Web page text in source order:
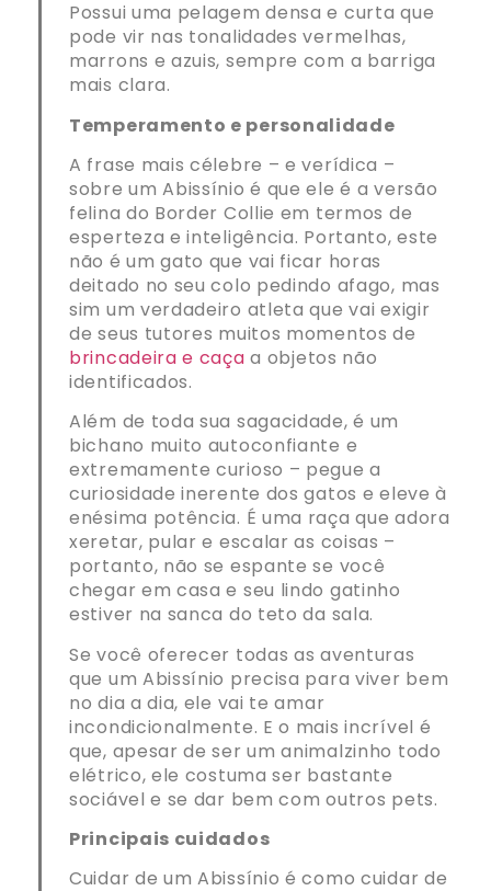
Possui uma pelagem densa e curta que
pode vir nas tonalidades vermelhas,
marrons e azuis, sempre com a barriga
mais clara.
Temperamento e personalidade
A frase mais célebre – e verídica –
sobre um Abissínio é que ele é a versão
felina do Border Collie em termos de
esperteza e inteligência. Portanto, este
não é um gato que vai ficar horas
deitado no seu colo pedindo afago, mas
sim um verdadeiro atleta que vai exigir
de seus tutores muitos momentos de
brincadeira e caça a objetos não
identificados.
Além de toda sua sagacidade, é um
bichano muito autoconfiante e
extremamente curioso – pegue a
curiosidade inerente dos gatos e eleve à
enésima potência. É uma raça que adora
xeretar, pular e escalar as coisas –
portanto, não se espante se você
chegar em casa e seu lindo gatinho
estiver na sanca do teto da sala.
Se você oferecer todas as aventuras
que um Abissínio precisa para viver bem
no dia a dia, ele vai te amar
incondicionalmente. E o mais incrível é
que, apesar de ser um animalzinho todo
elétrico, ele costuma ser bastante
sociável e se dar bem com outros pets.
Principais cuidados
Cuidar de um Abissínio é como cuidar de